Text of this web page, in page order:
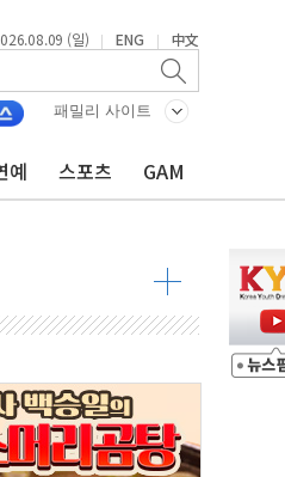
(일) | ENG | 中文
패밀리 사이트
예 스포츠 GAM
제 제한
44.40%
송영길 6.92%
송영길 5.83%